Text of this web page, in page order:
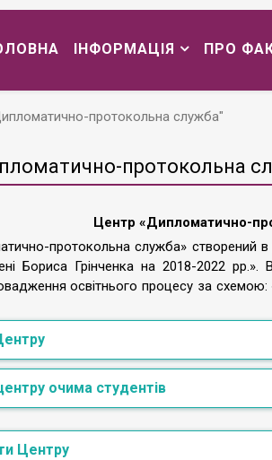
ІНФОРМАЦІЯ ПРО
протокольна служба"
протокольна
Центр «Дипломатично-
протокольна служба» створений в
Бориса Грінченка на 2018-2022
освітнього процесу за
очима студентів
Центру